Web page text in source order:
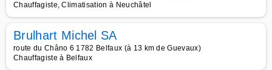
Chauffagiste, Climatisation à Neuchâtel
Brulhart Michel SA
route du Châno 6 1782 Belfaux (à 13 km de Guevaux)
Chauffagiste à Belfaux